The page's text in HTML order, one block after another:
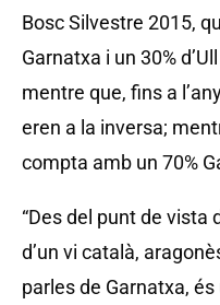
Bosc Silvestre 2015,
Garnatxa i un 30%
mentre que, fins a
eren a la inversa;
compta amb un 70%
“Des del punt de vista
d’un vi català,
parles de Garnatxa,